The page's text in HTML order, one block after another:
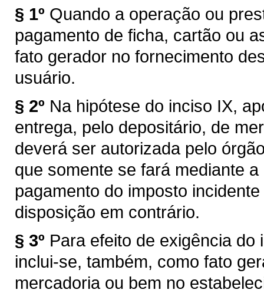
§ 1º Quando a operação ou
pagamento de ficha, cartão ou
fato gerador no fornecimento
usuário.
§ 2º Na hipótese do inciso IX,
entrega, pelo depositário, de
deverá ser autorizada pelo
que somente se fará mediante
pagamento do imposto
disposição em contrário.
§ 3º Para efeito de exigência
inclui-se, também, como fato
mercadoria ou bem no